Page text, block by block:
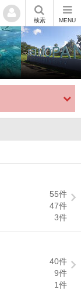
検索 MENU
55件
47件
3件
40件
9件
1件